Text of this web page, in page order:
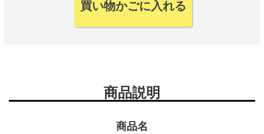
商品説明
商品名